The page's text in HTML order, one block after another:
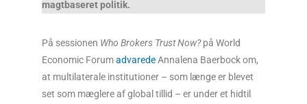
magtbaseret politik.
På sessionen Who Brokers Trust Now?på World
Economic ForumadvaredeAnnalena Baerbock om,
at multilaterale institutioner – som længe er blevet
set som mæglere af global tillid – er under et hidtil